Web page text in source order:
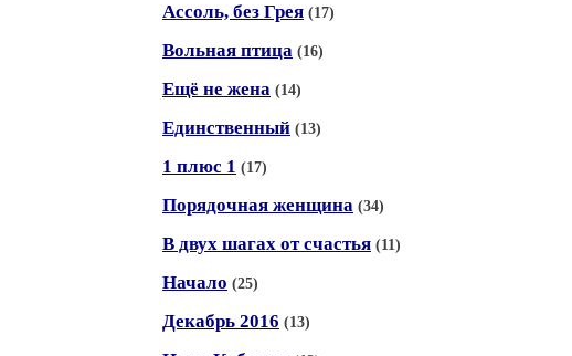
Ассоль, без Грея (17)
Вольная птица (16)
Ещё не жена (14)
Единственный (13)
1 плюс 1 (17)
Порядочная женщина (34)
В двух шагах от счастья (11)
Начало (25)
Декабрь 2016 (13)